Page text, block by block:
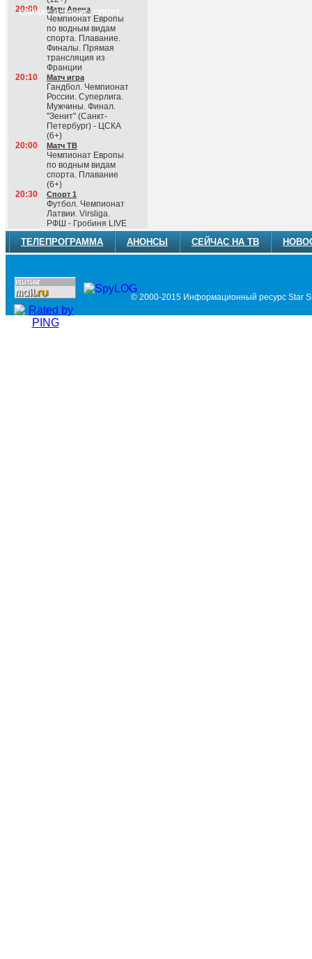
СЕЙЧАС В ЭФИРЕ: СПОРТ
20:00 Матч Арена
Чемпионат Европы
по водным видам
спорта. Плавание.
Финалы. Прямая
трансляция из
Франции
20:10
Матч игра
Гандбол. Чемпионат
России. Суперлига.
Мужчины. Финал.
"Зенит" (Санкт-
Петербург) - ЦСКА
(6+)
20:00
Матч ТВ
Чемпионат Европы
по водным видам
спорта. Плавание
(6+)
20:30
Спорт 1
Футбол. Чемпионат
Латвии. Virsliga.
РФШ - Гробиня LIVE
ТЕЛЕПРОГРАММА АНОНСЫ СЕЙЧАС НА ТВ
© 2000-2015 Информационный ресурс Star